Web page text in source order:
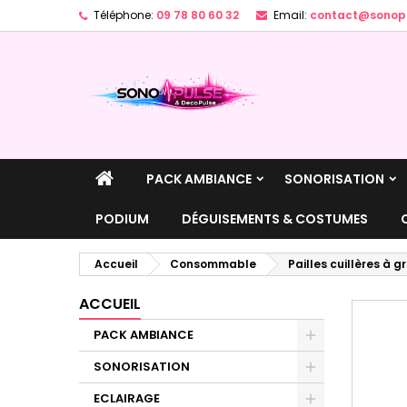
Téléphone: 09 78 80 60 32 Email:
PACK AMBIANCE SONORISATION
PODIUM DÉGUISEMENTS & COSTUMES
Accueil Consommable Pailles cuillères à
ACCUEIL
PACK AMBIANCE
SONORISATION
ECLAIRAGE